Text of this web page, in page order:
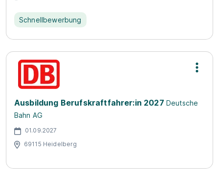
Schnellbewerbung
Ausbildung Berufskraftfahrer:in 2027 Deutsche
Bahn AG
01.09.2027
69115 Heidelberg